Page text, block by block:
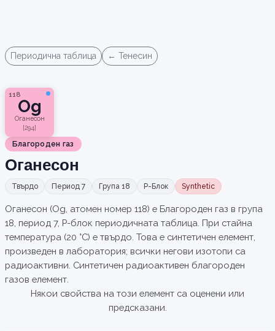
Периодична таблица ← Тенесин
118
Og
Оганесон
[294]
Благороден газ
Оганесон
Твърдо Период 7 Група 18 P-Блок Synthetic
Оганесон (Og, атомен номер 118) е Благороден газ в група
18, период 7, P-блок периодичната таблица. При стайна
температура (20 °C) е твърдо. Това е синтетичен елемент,
произведен в лаборатория; всички негови изотопи са
радиоактивни. Синтетичен радиоактивен благороден
газов елемент.
Някои свойства на този елемент са оценени или
предсказани.